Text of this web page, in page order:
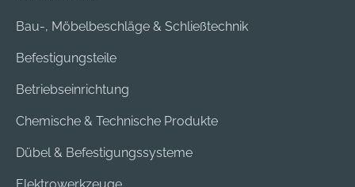
Bau-, Möbelbeschläge & Schließtechnik
Befestigungsteile
Betriebseinrichtung
Chemische & Technische Produkte
Dübel & Befestigungssysteme